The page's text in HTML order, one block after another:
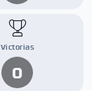
Victorias
0